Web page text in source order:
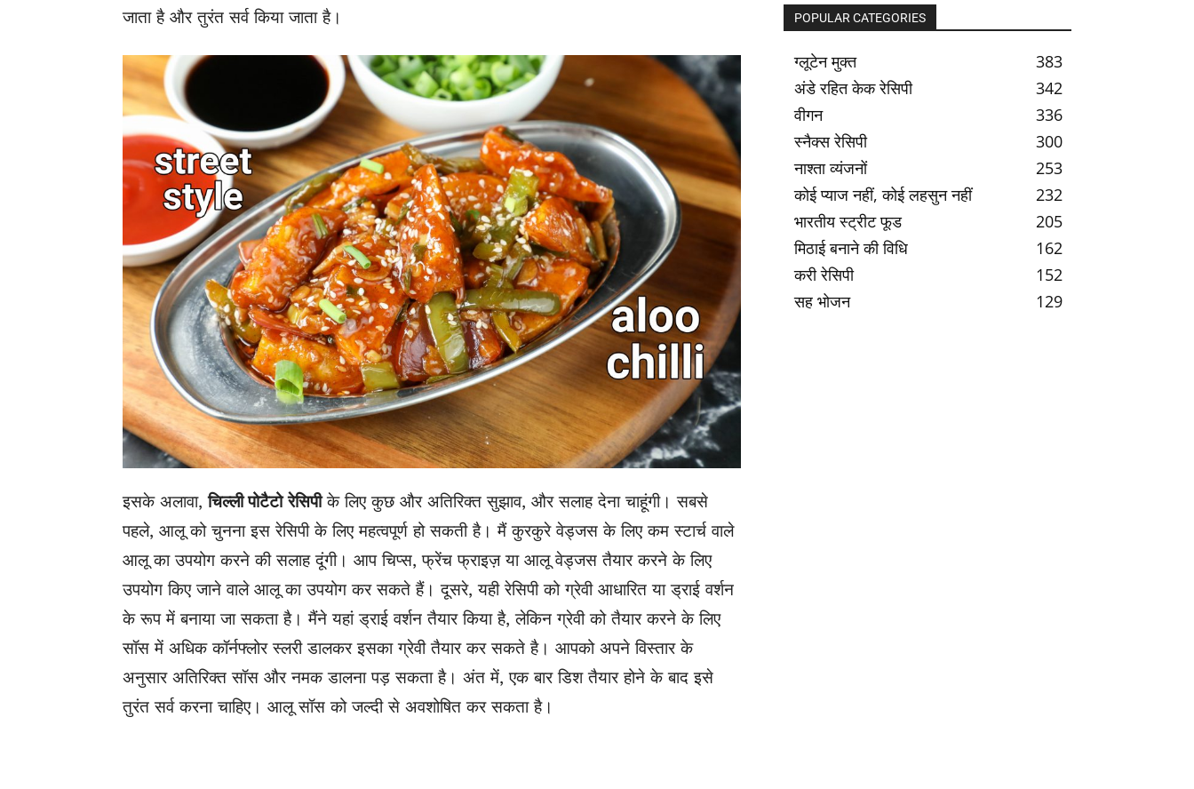
जाता है और तुरंत सर्व किया जाता है।
इसके अलावा,चिल्ली पोटैटो रेसिपीके लिए कुछ और अतिरिक्त सुझाव, और सलाह देना चाहूंगी। सबसे
पहले, आलू को चुनना इस रेसिपी के लिए महत्वपूर्ण हो सकती है। मैं कुरकुरे वेड्जस के लिए कम स्टार्च वाले
आलू का उपयोग करने की सलाह दूंगी। आप चिप्स, फ्रेंच फ्राइज़ या आलू वेड्जस तैयार करने के लिए
उपयोग किए जाने वाले आलू का उपयोग कर सकते हैं। दूसरे, यही रेसिपी को ग्रेवी आधारित या ड्राई वर्शन
के रूप में बनाया जा सकता है। मैंने यहां ड्राई वर्शन तैयार किया है, लेकिन ग्रेवी को तैयार करने के लिए
सॉस में अधिक कॉर्नफ्लोर स्लरी डालकर इसका ग्रेवी तैयार कर सकते है। आपको अपने विस्तार के
अनुसार अतिरिक्त सॉस और नमक डालना पड़ सकता है। अंत में, एक बार डिश तैयार होने के बाद इसे
तुरंत सर्व करना चाहिए। आलू सॉस को जल्दी से अवशोषित कर सकता है।
POPULAR CATEGORIES
ग्लूटेन मुक्त
383
अंडे रहित केक रेसिपी
342
वीगन
336
स्नैक्स रेसिपी
300
नाश्ता व्यंजनों
253
कोई प्याज नहीं, कोई लहसुन नहीं
232
भारतीय स्ट्रीट फूड
205
मिठाई बनाने की विधि
162
करी रेसिपी
152
सह भोजन
129